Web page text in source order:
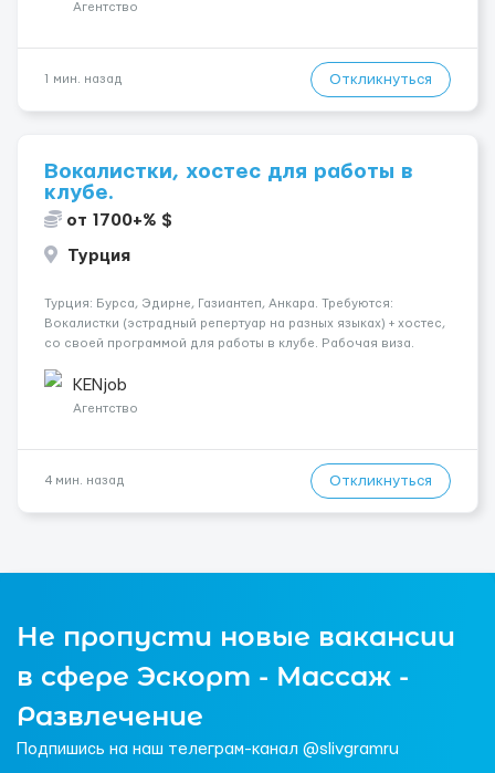
Агентство
1 мин. назад Откликнуться
Вокалистки, хостес для работы в
клубе.
от 1700+% $
Турция
Турция: Бурса, Эдирне, Газиантеп, Анкара. Требуются:
Вокалистки (эстрадный репертуар на разных языках) + хостеc,
со своей программой для работы в клубе. Рабочая виза.
одного до трех месяцев. Мед. страховка. Высокая зарплат...
KENjob
Агентство
4 мин. назад Откликнуться
Не пропусти новые вакансии
в сфере Эскорт - Массаж -
Развлечение
Подпишись на наш телеграм-канал @slivgramru